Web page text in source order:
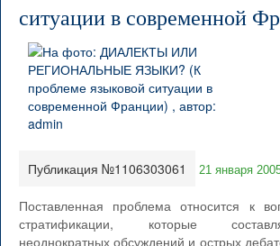
ситуации в современной
Публикация №1106303061 21 января
Поставленная проблема относится к
стратификации, которые
неоднократных обсуждений и острых